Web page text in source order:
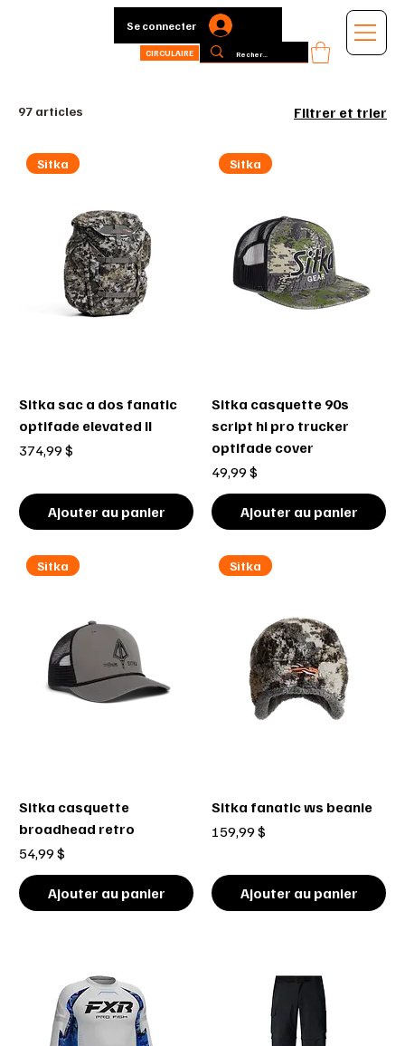
Se connecter
CIRCULAIRE
97 articles Filtrer et trier
Sitka
Sitka sac a dos fanatic
optifade elevated II
Prix
374,99 $
Ajouter au panier
Sitka
Sitka casquette 90s
script hi pro trucker
optifade cover
Prix
49,99 $
Ajouter au panier
Sitka
Sitka casquette
broadhead retro
Prix
54,99 $
Ajouter au panier
Sitka
Sitka fanatic ws beanie
Prix
159,99 $
Ajouter au panier